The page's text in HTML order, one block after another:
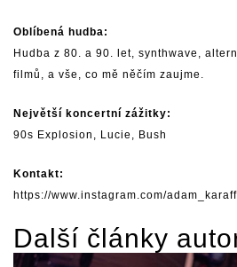
Oblíbená hudba:
Hudba z 80. a 90. let, synthwave,
filmů, a vše, co mě něčím zaujme.
Největší koncertní zážitky:
90s Explosion, Lucie, Bush
Kontakt:
https://www.instagram.com/
Další články